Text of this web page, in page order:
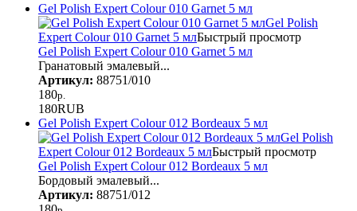
Gel Polish Expert Colour 010 Garnet 5 мл
Gel Polish
Expert Colour 010 Garnet 5 млБыстрый просмотр
Gel Polish Expert Colour 010 Garnet 5 мл
Гранатовый эмалевый...
Артикул: 88751/010
180р.
180RUB
Gel Polish Expert Colour 012 Bordeaux 5 мл
Gel Polish
Expert Colour 012 Bordeaux 5 млБыстрый просмотр
Gel Polish Expert Colour 012 Bordeaux 5 мл
Бордовый эмалевый...
Артикул: 88751/012